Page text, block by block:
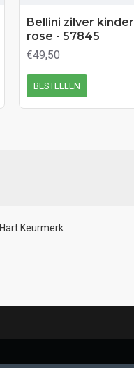
Bellini zilver
rose - 57845
€49,50
BESTELLEN